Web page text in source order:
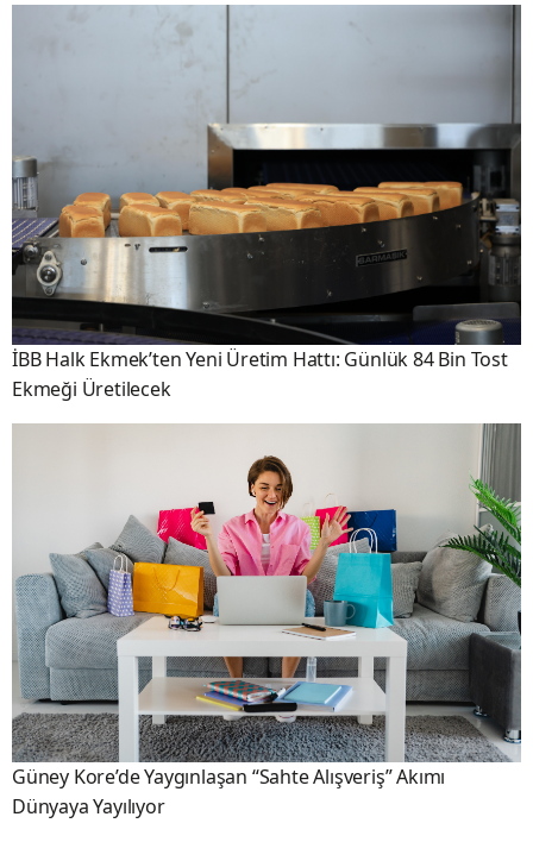
İBB Halk Ekmek’ten Yeni Üretim Hattı: Günlük 84 Bin Tost
Ekmeği Üretilecek
Güney Kore’de Yaygınlaşan “Sahte Alışveriş” Akımı
Dünyaya Yayılıyor